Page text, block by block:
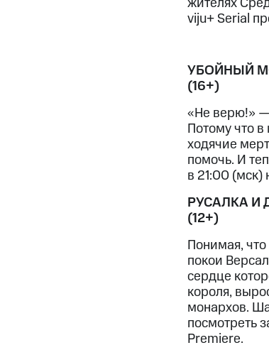
МТС Накопления
Откладывайте деньги и
Скидка 30% на связь
Тарифы RED, РИИЛ и МТС
Обзоры товаров
Скидки до 40%
при покупке со связью МТС
viju+ Serial
УБОЙНЫЙ
(16+)
«Не верю!» —
Потому что
ходячие
помочь. И
в 21:00 (мск)
РУСАЛКА И
(12+)
Понимая,
покои
сердце
короля,
монархов.
посмотреть
Premiere.